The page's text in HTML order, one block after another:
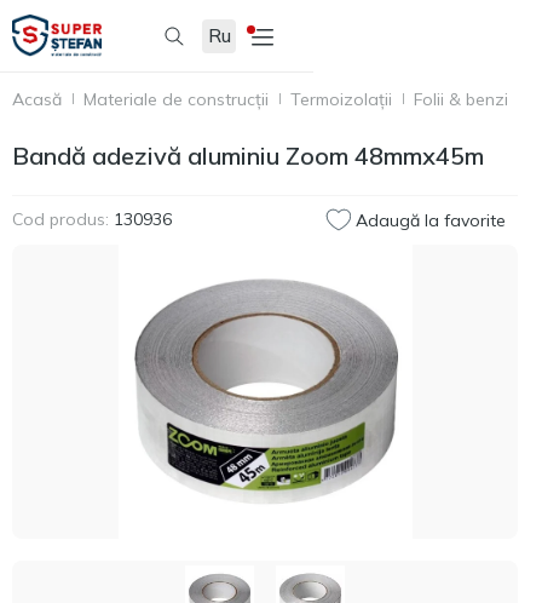
Ru
Acasă Materiale de construcții Termoizolații Folii & benzi
Bandă adezivă aluminiu Zoom 48mmх45m
Cod produs: 130936 Adaugă la favorite